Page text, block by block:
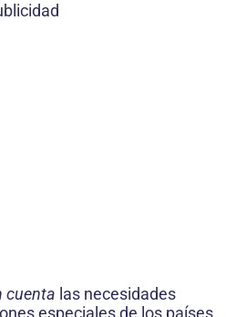
cuenta las necesidades